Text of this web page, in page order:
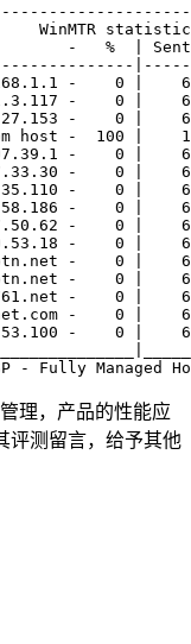
-   %  | Sent |
-    0 |
-    0 |
-    0 |
host -  100
-    0 |
-    0 |
-    0 |
-    0 |    6
-    0 |    6
-    0 |    6
-    0 |
-    0 |
-    0 |
-    0 |
-    0 |    6
理，产品的性能应
评测留言，给予其他